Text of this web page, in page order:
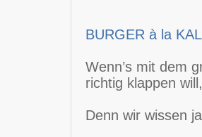
BURGER à la
Wenn’s mit dem
richtig klappen
Denn wir wissen